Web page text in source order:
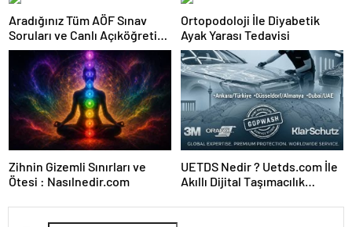
Aradığınız Tüm AÖF Sınav
Soruları ve Canlı Açıköğretim
Forumu Burada
Ortopodoloji İle Diyabetik
Ayak Yarası Tedavisi
Zihnin Gizemli Sınırları ve
Ötesi : Nasılnedir.com
UETDS Nedir ? Uetds.com İle
Akıllı Dijital Taşımacılık